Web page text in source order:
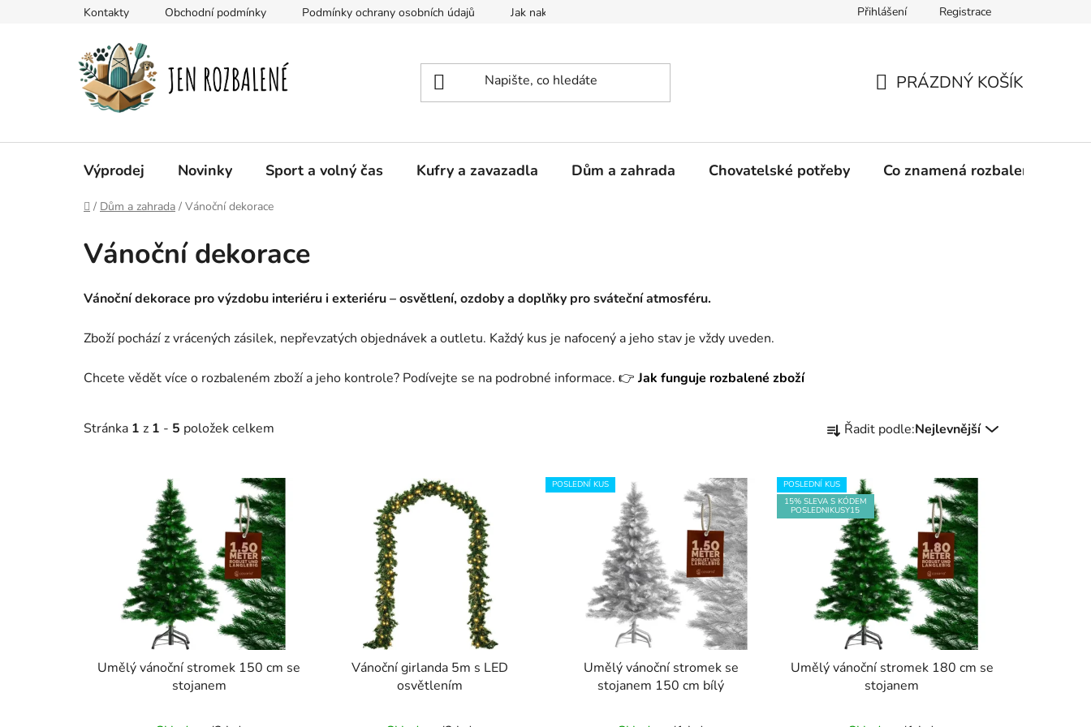
Kontakty Obchodní podmínky Podmínky ochrany osobních údajů Jak nakupovat Přihlášení Registrace
KOŠÍK
PRÁZDNÝ KOŠÍK
Výprodej Novinky Sport a volný čas Kufry a zavazadla Dům a zahrada Chovatelské potřeby Co znamená rozbalené zboží?
Domů
/ Dům a zahrada / Vánoční dekorace
Vánoční dekorace
Vánoční dekorace pro výzdobu interiéru i exteriéru – osvětlení, ozdoby a doplňky pro sváteční atmosféru.
Zboží pochází z vrácených zásilek, nepřevzatých objednávek a outletu. Každý kus je nafocený a jeho stav je vždy uveden.
Chcete vědět více o rozbaleném zboží a jeho kontrole? Podívejte se na podrobné informace. 👉Jak funguje rozbalené zboží
Stránka 1 z 1 - 5 položek celkem
a
e
n
í
p
r
o
d
u
t
Řadit podle:Nejlevnější
Umělý vánoční stromek 150 cm se
stojanem
Vánoční girlanda 5m s LED
osvětlením
POSLEDNÍ KUS
Umělý vánoční stromek se
stojanem 150 cm bílý
POSLEDNÍ KUS
15% SLEVA S KÓDEM
POSLEDNIKUSY15
Umělý vánoční stromek 180 cm se
stojanem